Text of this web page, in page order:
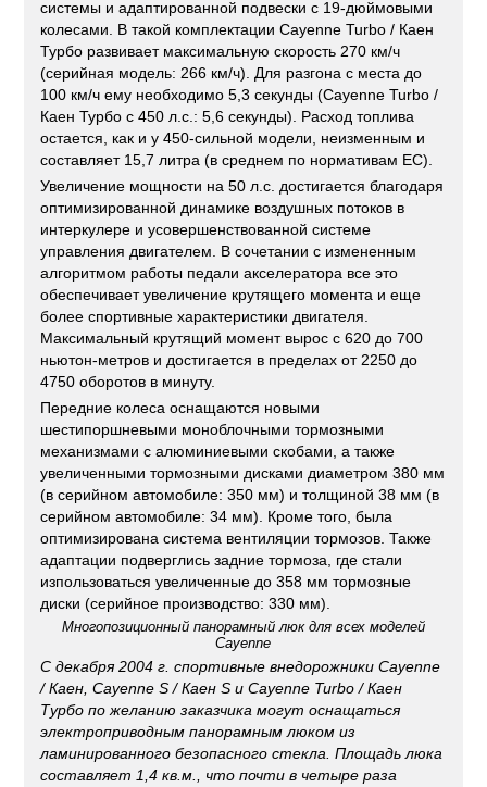
системы и адаптированной подвески с 19-дюймовыми
колесами. В такой комплектации Cayenne Turbo / Каен
Турбо развивает максимальную скорость 270 км/ч
(серийная модель: 266 км/ч). Для разгона с места до
100 км/ч ему необходимо 5,3 секунды (Cayenne Turbo /
Каен Турбо с 450 л.с.: 5,6 секунды). Расход топлива
остается, как и у 450-сильной модели, неизменным и
составляет 15,7 литра (в среднем по нормативам ЕС).
Увеличение мощности на 50 л.с. достигается благодаря
оптимизированной динамике воздушных потоков в
интеркулере и усовершенствованной системе
управления двигателем. В сочетании с измененным
алгоритмом работы педали акселератора все это
обеспечивает увеличение крутящего момента и еще
более спортивные характеристики двигателя.
Максимальный крутящий момент вырос с 620 до 700
ньютон-метров и достигается в пределах от 2250 до
4750 оборотов в минуту.
Передние колеса оснащаются новыми
шестипоршневыми моноблочными тормозными
механизмами с алюминиевыми скобами, а также
увеличенными тормозными дисками диаметром 380 мм
(в серийном автомобиле: 350 мм) и толщиной 38 мм (в
серийном автомобиле: 34 мм). Кроме того, была
оптимизирована система вентиляции тормозов. Также
адаптации подверглись задние тормоза, где стали
изпользоваться увеличенные до 358 мм тормозные
диски (серийное производство: 330 мм).
Многопозиционный панорамный люк для всех моделей
Cayenne
С декабря 2004 г. спортивные внедорожники Cayenne
/ Каен, Cayenne S / Каен S и Cayenne Turbo / Каен
Турбо по желанию заказчика могут оснащаться
электроприводным панорамным люком из
ламинированного безопасного стекла. Площадь люка
составляет 1,4 кв.м., что почти в четыре раза